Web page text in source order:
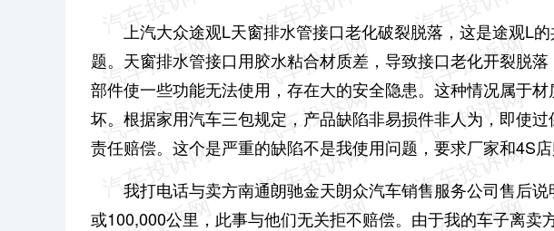
上汽大众途观L天窗排水管接口老化破裂脱落，这是途观L
题。天窗排水管接口用胶水粘合材质差，导致接口老化开裂脱
部件使一些功能无法使用，存在大的安全隐患。这种情况属于
坏。根据家用汽车三包规定，产品缺陷非易损件非人为，即使
责任赔偿。这个是严重的缺陷不是我使用问题，要求厂家和4S店
我打电话与卖方南通朗驰金天朗众汽车销售服务公司售后
或100,000公里，此事与他们无关拒不赔偿。由于我的车子离卖